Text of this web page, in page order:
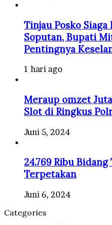
Tinjau Posko
Soputan, Bupati
Pentingnya
1 hari ago
Meraup omzet
Slot di Ringkus
Juni 5, 2024
24.769 Ribu
Terpetakan
Juni 6, 2024
Categories